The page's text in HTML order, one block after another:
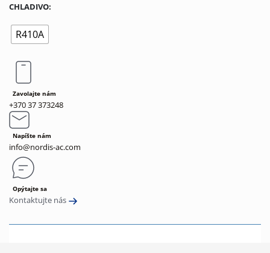
CHLADIVO
R410A
Zavolajte nám
+370 37 373248
Napíšte nám
info@nordis-ac.com
Opýtajte sa
Kontaktujte nás